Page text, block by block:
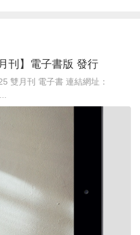
刊】電子書版 發行
雙月刊 電子書 連結網址：